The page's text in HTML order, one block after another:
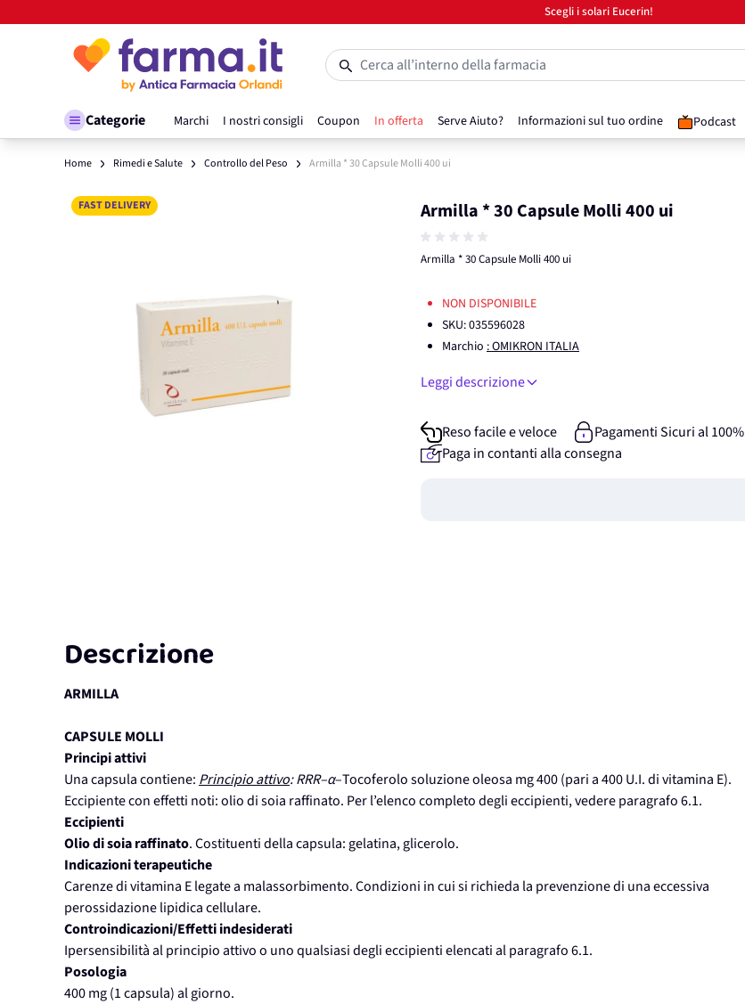
Scegli i solari Eucerin!
Salta al contenuto
Categorie Marchi I nostri consigli Coupon In offerta Serve Aiuto? Informazioni sul tuo ordine Podcast
Cerca all’interno della farmacia
Home Rimedi e Salute Controllo del Peso Armilla * 30 Capsule Molli 400 ui
FAST DELIVERY
Main image
Click to view image in fullscreen Armilla * 30 Capsule Molli 400 ui
Armilla * 30 Capsule Molli 400 ui
NON DISPONIBILE
SKU:035596028
Marchio : OMIKRON ITALIA
Leggi descrizione
Reso facile e veloce
Pagamenti Sicuri al 100%
Paga in contanti alla consegna
Descrizione
ARMILLA
CAPSULE MOLLI
Principi attivi
Una capsula contiene: Principio attivo: RRR–α–Tocoferolo soluzione oleosa mg 400 (pari a 400 U.I. di vitamina E).
Eccipiente con effetti noti: olio di soia raffinato. Per l’elenco completo degli eccipienti, vedere paragrafo 6.1.
Eccipienti
Olio di soia raffinato. Costituenti della capsula: gelatina, glicerolo.
Indicazioni terapeutiche
Carenze di vitamina E legate a malassorbimento. Condizioni in cui si richieda la prevenzione di una eccessiva
perossidazione lipidica cellulare.
Controindicazioni/Effetti indesiderati
Ipersensibilità al principio attivo o uno qualsiasi degli eccipienti elencati al paragrafo 6.1.
Posologia
400 mg (1 capsula) al giorno.